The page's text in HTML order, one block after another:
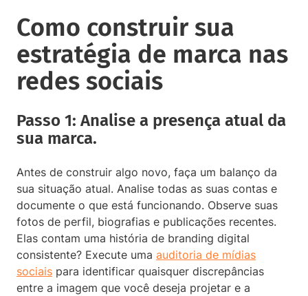
Como construir sua
estratégia de marca nas
redes sociais
Passo 1: Analise a presença atual da
sua marca.
Antes de construir algo novo, faça um balanço da
sua situação atual. Analise todas as suas contas e
documente o que está funcionando. Observe suas
fotos de perfil, biografias e publicações recentes.
Elas contam uma história de branding digital
consistente? Execute uma auditoria de mídias
sociais para identificar quaisquer discrepâncias
entre a imagem que você deseja projetar e a